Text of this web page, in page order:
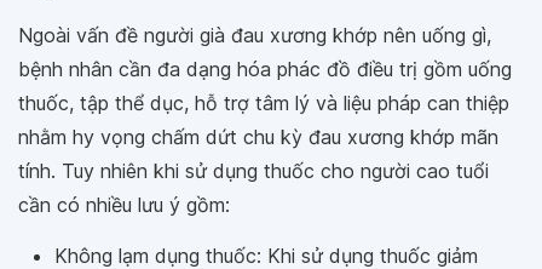
Ngoài vấn đề người già đau xương khớp nên uống gì,
bệnh nhân cần đa dạng hóa phác đồ điều trị gồm uống
thuốc, tập thể dục, hỗ trợ tâm lý và liệu pháp can thiệp
nhằm hy vọng chấm dứt chu kỳ đau xương khớp mãn
tính. Tuy nhiên khi sử dụng thuốc cho người cao tuổi
cần có nhiều lưu ý gồm:
Không lạm dụng thuốc: Khi sử dụng thuốc giảm